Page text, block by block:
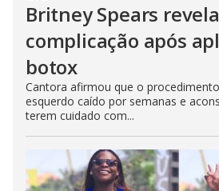
Britney Spears revela
complicação após
botox
Cantora afirmou que o
esquerdo caído por semanas e
terem cuidado com...